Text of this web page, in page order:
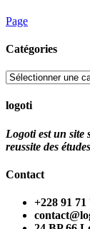
Page
Catégories
Catégories
logoti
Logoti est un site
reussite des
Contact
+228 91 71